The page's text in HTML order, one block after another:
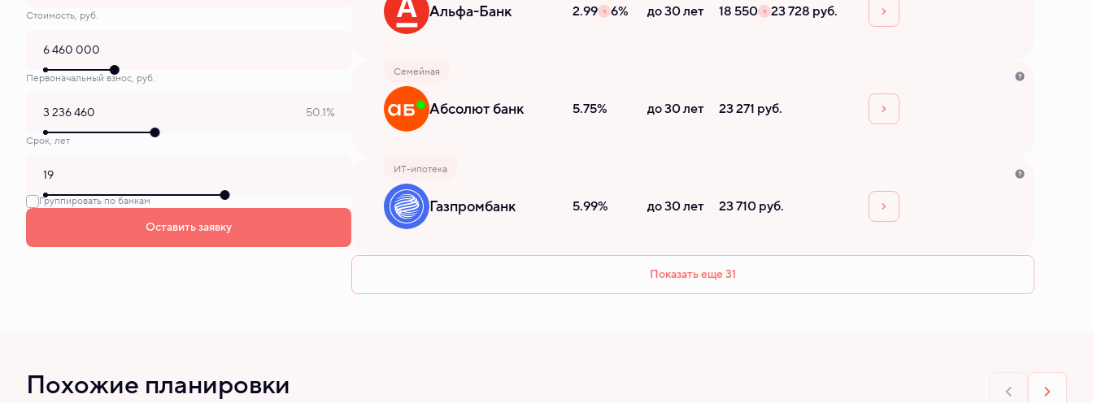
Стоимость, руб.
Первоначальный взнос, руб.
50.1%
Срок, лет
Группировать по банкам
Оставить заявку
Альфа-Банк 2.99 6% до 30 лет 18 550 23 728 руб.
Семейная
Абсолют банк 5.75% до 30 лет 23 271 руб.
ИТ-ипотека
Газпромбанк 5.99% до 30 лет 23 710 руб.
Показать еще 31
Похожие планировки